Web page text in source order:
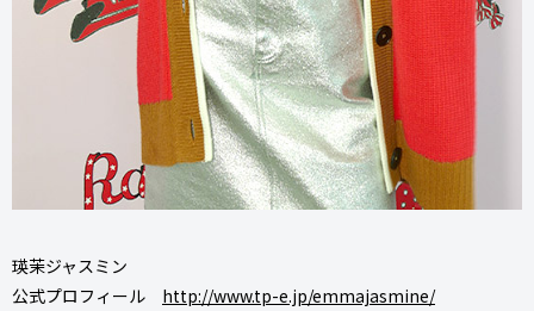
瑛茉ジャスミン
公式プロフィール http://www.tp-e.jp/emmajasmine/